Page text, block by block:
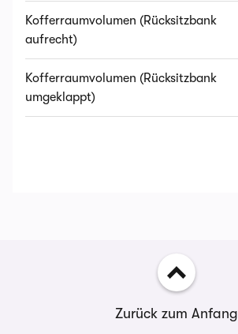
Kofferraumvolumen (Rücksitzbank
aufrecht)
Kofferraumvolumen (Rücksitzbank
umgeklappt)
Zurück zum Anfang